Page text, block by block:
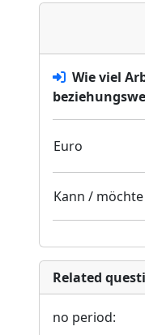
Wie viel
Euro
Kann /
Related
no period: